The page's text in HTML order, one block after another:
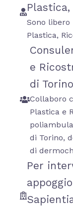
Sono
Plastica,
e
di Torino
Collaboro
Plastica e
di Torino,
di
Per